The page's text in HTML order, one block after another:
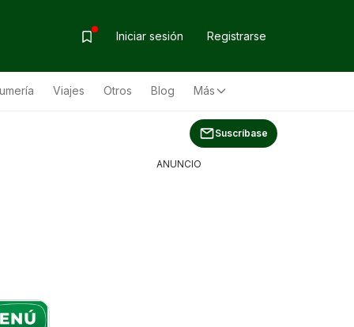
Iniciar sesión Registrarse
Viajes Otros Blog Más
Suscríbase
ANUNCIO